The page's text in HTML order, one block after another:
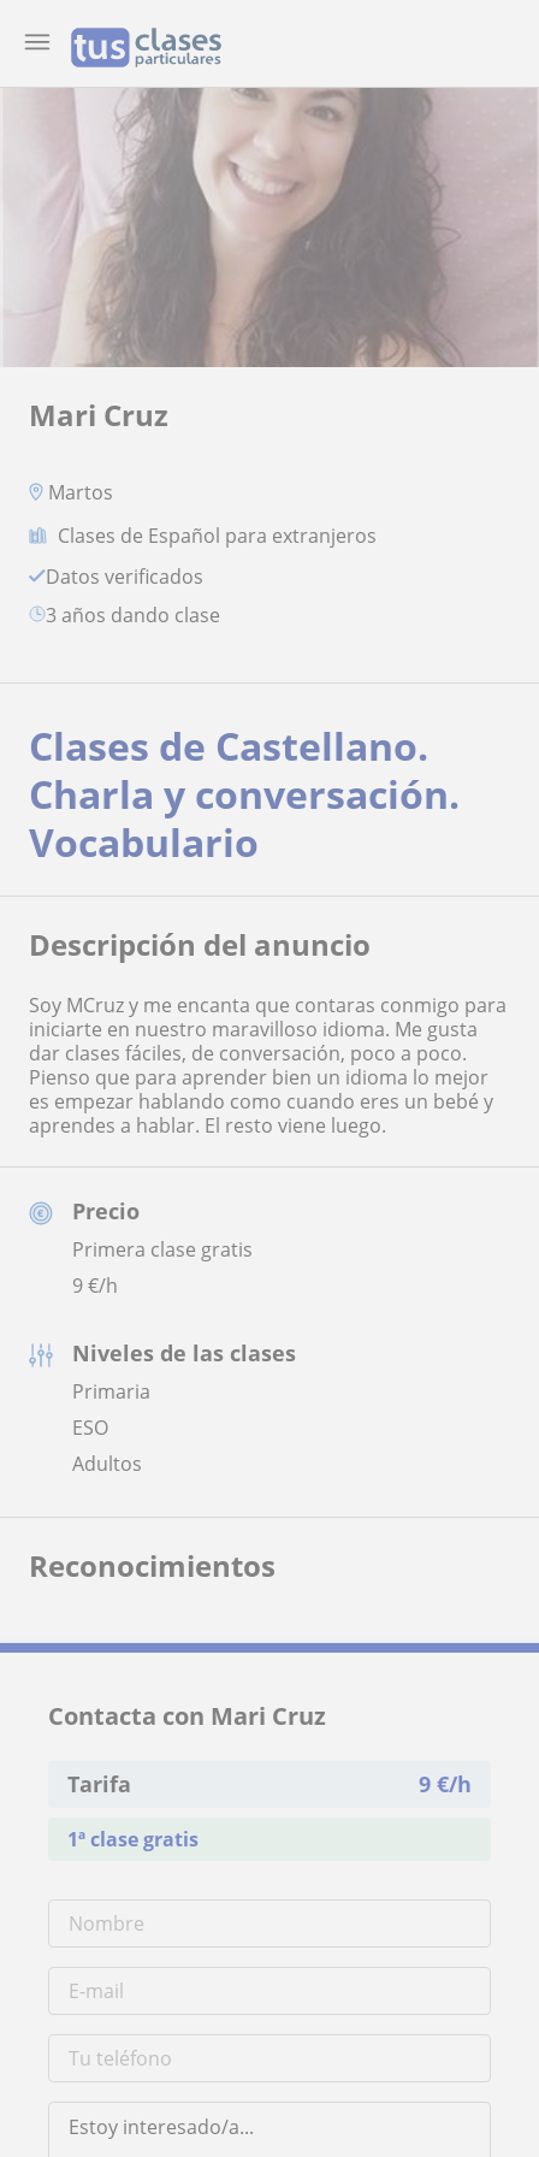
Mari Cruz
Martos
Clases de Español para extranjeros
Datos verificados
3 años dando clase
Precio
Primera clase gratis
9€/h
Niveles de las clases
Primaria
ESO
Adultos
Clases de Castellano.
Charla y conversación.
Vocabulario
Descripción del anuncio
Soy MCruz y me encanta que contaras conmigo para
iniciarte en nuestro maravilloso idioma. Me gusta
dar clases fáciles, de conversación, poco a poco.
Pienso que para aprender bien un idioma lo mejor
es empezar hablando como cuando eres un bebé y
aprendes a hablar. El resto viene luego.
Reconocimientos
Contacta con Mari Cruz
Tarifa 9 €/h
1ª clase gratis